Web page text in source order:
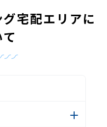
宅配エリアに